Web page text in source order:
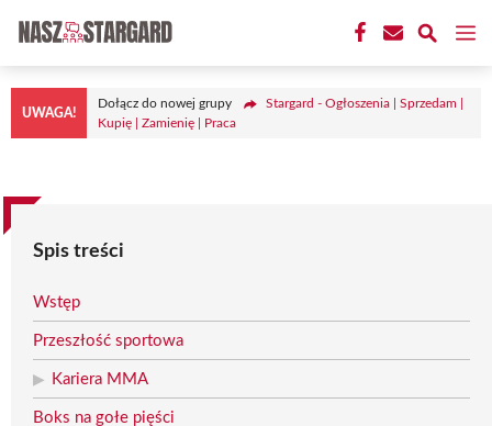
treści
UWAGA!
Dołącz do nowej grupy
Stargard - Ogłoszenia | Sprzedam |
Kupię | Zamienię | Praca
Spis treści
Wstęp
Przeszłość sportowa
Kariera MMA
Boks na gołe pięści